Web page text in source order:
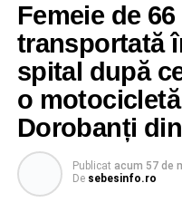
Femeie de
transportată
spital după
o
Dorobanți
Publicat acum 57 de
De sebesinfo.ro